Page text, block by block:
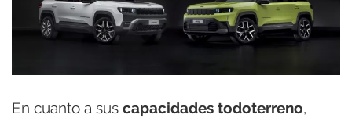
En cuanto a sus capacidades todoterreno,